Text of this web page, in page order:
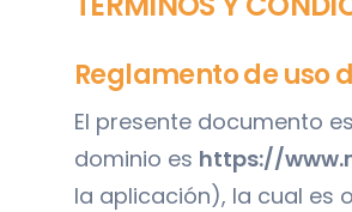
Reglamento de uso
El presente documento
dominio es https://
la aplicación), la cual es